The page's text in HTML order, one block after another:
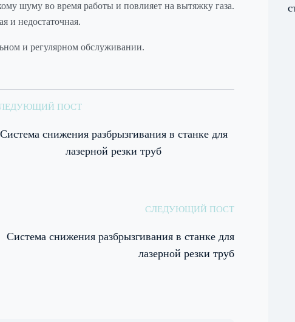
шуму во время работы и повлияет на вытяжку газа.
и недостаточная.
и регулярном обслуживании.
ПОСТ
Система снижения разбрызгивания в станке для
лазерной резки труб
СЛЕДУЮЩИЙ ПОСТ
Система снижения разбрызгивания в станке для
лазерной резки труб